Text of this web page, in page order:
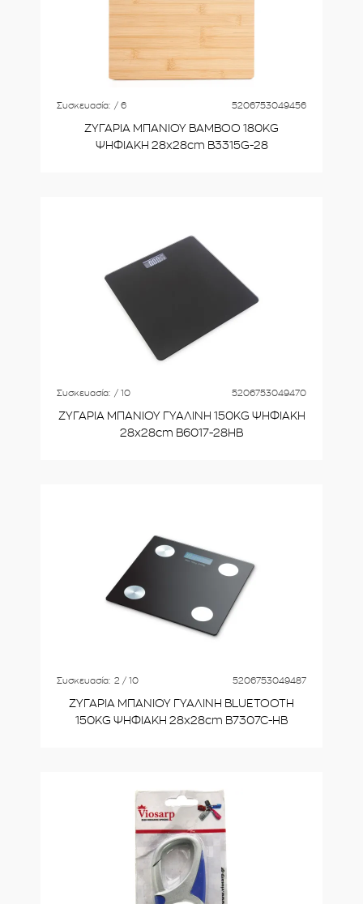
Συσκευασία: / 6 5206753049456
ΖΥΓΑΡΙΑ ΜΠΑΝΙΟΥ BAMBOO 180KG
ΨΗΦΙΑΚΗ 28x28cm B3315G-28
Συσκευασία: / 10 5206753049470
ΖΥΓΑΡΙΑ ΜΠΑΝΙΟΥ ΓΥΑΛΙΝΗ 150KG ΨΗΦΙΑΚΗ
28x28cm B6017-28HB
Συσκευασία: 2 / 10 5206753049487
ΖΥΓΑΡΙΑ ΜΠΑΝΙΟΥ ΓΥΑΛΙΝΗ BLUETOOTH
150KG ΨΗΦΙΑΚΗ 28x28cm B7307C-HB